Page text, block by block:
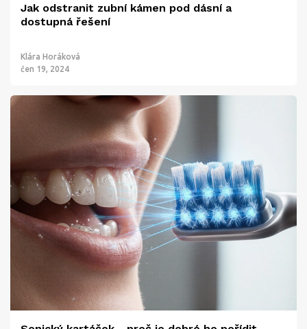
Jak odstranit zubní kámen pod dásní a
dostupná řešení
Klára Horáková
čen 19, 2024